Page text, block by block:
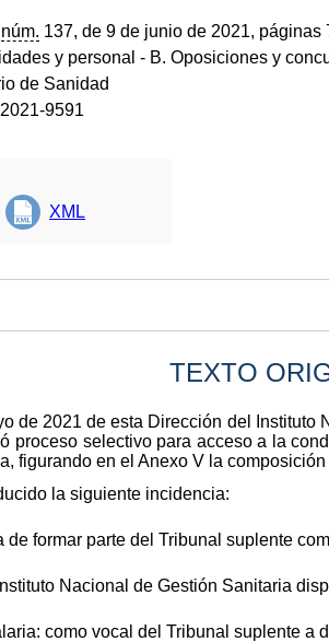
núm. 137, de 9 de junio de 2021, páginas
y personal - B. Oposiciones y
de Sanidad
9591
XML
TEXTO
de 2021 de esta Dirección del
proceso selectivo para acceso a la
figurando en el Anexo V la
la siguiente incidencia:
formar parte del Tribunal suplente
Nacional de Gestión Sanitaria
como vocal del Tribunal suplente a